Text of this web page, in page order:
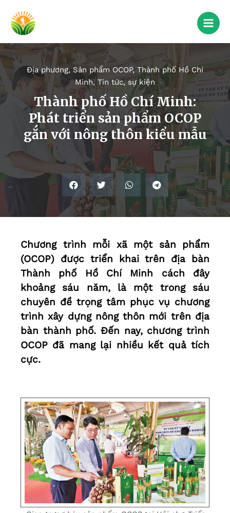
Địa phương,Sản phẩm OCOP,Thành phố Hồ Chí
Minh, Tin tức, sự kiện
Thành phố Hồ Chí Minh:
Phát triển sản phẩm OCOP
gắn với nông thôn kiểu mẫu
Chương trình mỗi xã một sản phẩm
(OCOP) được triển khai trên địa bàn
Thành phố Hồ Chí Minh cách đây
khoảng sáu năm, là một trong sáu
chuyên đề trọng tâm phục vụ chương
trình xây dựng nông thôn mới trên địa
bàn thành phố. Đến nay, chương trình
OCOP đã mang lại nhiều kết quả tích
cực.